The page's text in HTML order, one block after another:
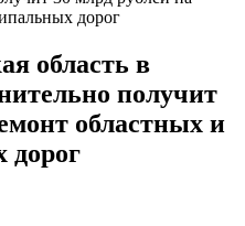
дорог
область в
получит
областных и